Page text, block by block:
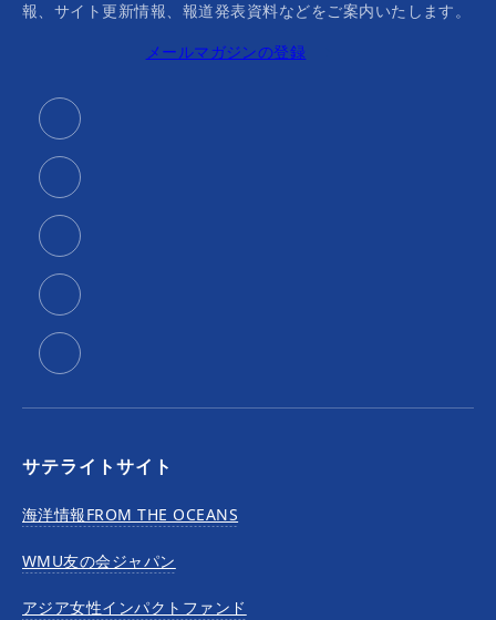
報、サイト更新情報、報道発表資料などをご案内いたします。
メールマガジンの登録
サテライトサイト
海洋情報FROM THE OCEANS
WMU友の会ジャパン
アジア女性インパクトファンド